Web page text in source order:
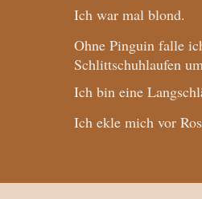
Ich war mal blond.
Ohne Pinguin falle
Schlittschuhlaufen
Ich bin eine
Ich ekle mich vor